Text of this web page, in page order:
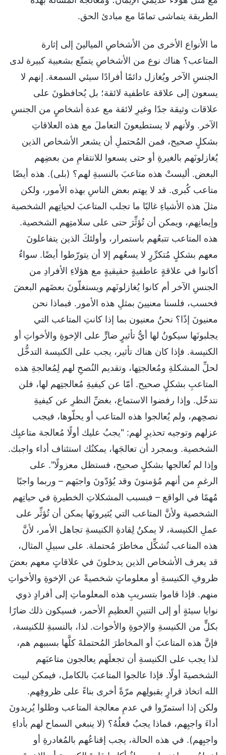
الطريقة يتماشى تمامًا مع مبادئ الحق.
ما الأنواع الأخرى من الأشخاصِ الميالينَ إلى إثارة
المتاعب؟ هناك نوع من الأشخاصِ يتمتّع بشعبية كبيرة لدى
الجنسِ الآخر ويُغازل دائمًا أفرادًا سيئي السمعة. إنهم لا
يسعون إلى علاقة عاطفية لائقة؛ بل يُحافظونَ على
علاقات وثيقة جدًا وغيرِ لائقة مع عدة أشخاصٍ من الجنسِ
الآخر. ولأنهم لا يستطيعونَ التعاملَ مع هذه العلاقاتِ
بشكلٍ صحيح، فمن المُحتملِ أن يشعر الأشخاص الذين
يُغازلونَهم بالغيرةِ أو حتى يسعوا للانتقامِ من بعضِهم
البعض. أليستْ هذه متاعبَ بالنسبةِ لهم؟ (بلى). هذه أيضًا
متاعب كُبرى. قد لا يهتم بعض الناسِ بهذه الأمور، ولكن
مثلَ هذه الأشياءِ غالبًا ما تجلب المتاعبَ لحياتِهم الشخصية
وإيمانِهم، ويمكن أن تُؤثِّرَ حتى على سلامتِهم الشخصية.
هذه المتاعب تتبعُهم باستمرار، وأولئكَ الذين يتفاعلونَ
معهم بشكلٍ مُتكرِّرٍ لا يسعُهم إلا أن يتورّطوا أيضًا. سواءٌ
أكانوا في علاقةٍ عاطفيةٍ حقيقيةٍ مع هؤلاءِ الأفرادِ من
الجنسِ الآخر أم كانوا يُغازلونَهم ويستغلّونَ بعضَهم البعضَ
فحسب، فلسنا معنيينَ بمثلِ هذه الأمور. فبماذا نحن
معنيونَ إذًا؟ نحنُ معنيون بما إذا كانتِ المتاعب التي
يجلبونَها سيكونُ لها أيُّ تأثيرٍ ضارٍّ على الإخوةِ والأخواتِ أو
الكنيسة. فإذا كان هناك تأثير، يجب على الكنيسة التدخُّل
لحلِّ المشكلةِ ومُعالجتِها، وتقديم النُصحِ لهم لِمُعالجةِ هذه
المتاعبِ بشكلٍ صحيح. أمّا عن كيفيةِ مُعالجتِهم لها، فلن
نتدخّل. وإذا رفضوا الاستماع، بغضِّ النظرِ عن كيفيةِ
نصحِهم، ولم يُعالجوا هذه المتاعب أو يحلّوها، فيجب
عزلهم وتوجيه تحذيرٍ لهم: "يجبُ عليك أولًا مُعالجة متاعبِك
الشخصية. وبمجرد أن تعالجَها، يمكنُك استئناف أداء واجبك.
وإذا لم تُعالجها بشكلٍ صحيح، فستظل معزولًا". على
الرغمِ من أنهم مُؤمنونَ وقد يُؤدّونَ واجبَهم – وربما واجبًا
مُهمًا في الواقع – فبسبب المشكلاتِ الخطيرةِ في حياتِهم
الشخصية ولأنَّ المتاعب التي يُثيرونَها يمكن أن تُؤثِّر على
عملِ الكنيسة، لا يمكنُ لِقادةِ الكنيسةِ تجاهل الأمر، لأنَّ
هذه المتاعب تُشكِّل مخاطرَ مُحتملة. على سبيلِ المثال،
قد يعرف الأشخاص الذين يدخلونَ في علاقاتٍ معهم بعضَ
ظروفِ الكنيسةِ أو معلوماتٍ شخصيةً عن الإخوةِ والأخواتِ
منهم. فإذا قاموا بتسريبِ هذه المعلوماتِ إلى أفرادٍ ذوي
نوايا سيئةٍ أو إلى التنينِ العظيمِ الأحمر، فسيكون ذلك ضارًا
بكلٍّ من الكنيسةِ والإخوةِ والأخوات. لذا، بالنسبةِ للكنيسة،
فإنَّ هذه المتاعبَ أو المخاطرَ المُحتملةَ كلَّها بسببهم هم،
لذا يجب على الكنيسةِ أن تجعلَهم يعالجون متاعبَهم
الشخصيةَ أولًا. فإذا عالجوا المتاعبَ بالكامل، فيمكن لبيت
الله اتخاذ قرارٍ بقبولِهم مرّةً أخرى بناءً على ظروفِهم.
ولكن إذا استمرّوا في عدمِ معالجة المتاعب وظلوا يُريدونَ
أداءَ واجبِهم، فماذا يجبُ فعلُهُ؟ (لا ينبغي السماح لهم بأداءِ
واجبِهم). في هذه الحالة، يجب إقناعُهم بالمُغادرةِ أو